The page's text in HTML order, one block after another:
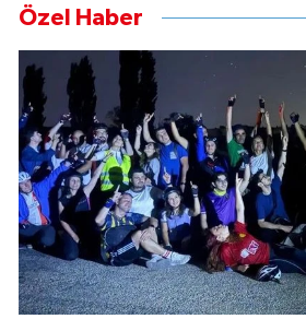
Özel Haber